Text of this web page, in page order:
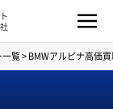
一覧>BMWアルピナ高価